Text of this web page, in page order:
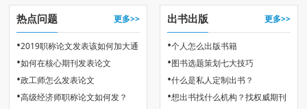
热点问题 更多>>
•2019职称论文发表该如何加大通
过率
•如何在核心期刊发表论文
•政工师怎么发表论文
•高级经济师职称论文如何发？
出书出版 更多>>
•个人怎么出版书籍
•图书选题策划七大技巧
•什么是私人定制出书？
•想出书找什么机构？找权威期刊